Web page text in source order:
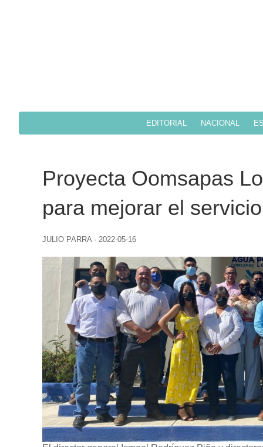
EDITORIAL NACIONAL
Proyecta Oomsapas
para mejorar el
JULIO PARRA · 2022-05-16